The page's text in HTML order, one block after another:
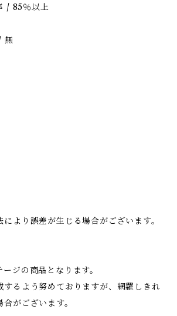
/ 85％以上
無
により誤差が生じる場合がございます。
ジの商品となります。
するよう努めておりますが、網羅しきれ
がございます。